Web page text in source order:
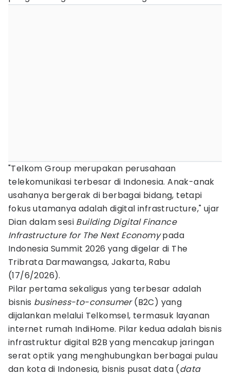
"Telkom Group merupakan perusahaan
telekomunikasi terbesar di Indonesia. Anak-anak
usahanya bergerak di berbagai bidang, tetapi
fokus utamanya adalah digital infrastructure," ujar
Dian dalam sesi Building Digital Finance
Infrastructure for The Next Economypada
Indonesia Summit 2026 yang digelar di The
Tribrata Darmawangsa, Jakarta, Rabu
(17/6/2026).
Pilar pertama sekaligus yang terbesar adalah
bisnis business-to-consumer(B2C) yang
dijalankan melalui Telkomsel, termasuk layanan
internet rumah IndiHome. Pilar kedua adalah bisnis
infrastruktur digital B2B yang mencakup jaringan
serat optik yang menghubungkan berbagai pulau
dan kota di Indonesia, bisnis pusat data (data